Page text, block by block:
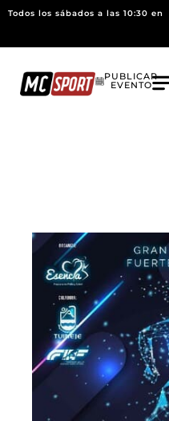
Todos los sábados a las 10:30 en
PUBLICAR
EVENTO